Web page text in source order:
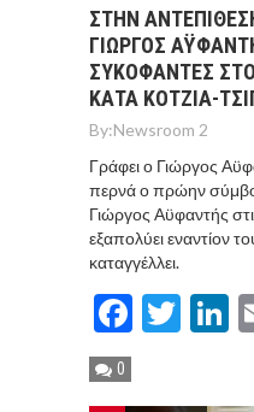
ΣΤΗΝ
ΓΙΩΡΓΟΣ
ΣΥΚΟΦΑΝΤΕΣ
ΚΑΤΑ ΚΟΤΖΙΑ-
By:Newsroom 2
Γράφει ο Γιώργος
περνά ο πρώην
Γιώργος Αϋφαντής
εξαπολύει εναντίον
καταγγέλλει.
0